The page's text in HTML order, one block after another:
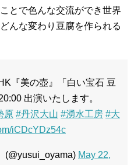
とで色んな交流ができ世界
んな変わり豆腐を作られる
『美の壺』「白い宝石 豆
出演いたします。
原 #丹沢大山 #湧水工房 #大
iCDcYDz54c
(@yusui_oyama) May 22,